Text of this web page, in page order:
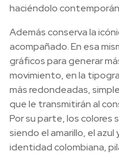
haciéndolo
Además conserva la
acompañado. En esa
gráficos para generar
movimiento, en la
más redondeadas,
que le transmitirán al
Por su parte, los colores
siendo el amarillo, el
identidad colombiana,